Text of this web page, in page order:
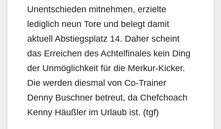
Unentschieden mitnehmen, erzielte
lediglich neun Tore und belegt damit
aktuell Abstiegsplatz 14. Daher scheint
das Erreichen des Achtelfinales kein Ding
der Unmöglichkeit für die Merkur-Kicker.
Die werden diesmal von Co-Trainer
Denny Buschner betreut, da Chefchoach
Kenny Häußler im Urlaub ist. (tgf)